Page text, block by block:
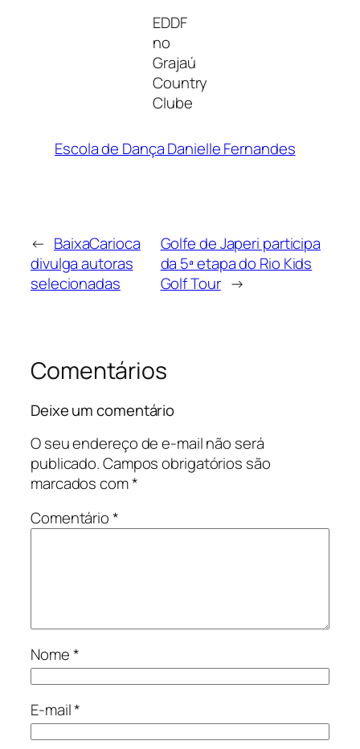
EDDF
no
Grajaú
Country
Clube
Escola de Dança Danielle Fernandes
← BaixaCarioca
divulga autoras
selecionadas
Golfe de Japeri participa
da 5ª etapa do Rio Kids
Golf Tour →
Comentários
Deixe um comentário
O seu endereço de e-mail não será
publicado.Campos obrigatórios são
marcados com*
Comentário*
Nome*
E-mail*